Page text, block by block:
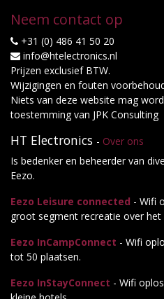
Neem contact op
+31 (0) 486 41 50 20
info@htelectronics.nl
Prijzen exclusief BTW.
Wijzigingen en fouten
Niets van deze website mag
toestemming van JPK Consulting
HT Electronics - Over ons
Is bedenker en beheerder van
Eezo.
Eezo Leisure connected - Wifi
groot segment recreatie over
Eezo InCampConnect - Wifi
tot 50 plaatsen.
Eezo InStayConnect - Wifi